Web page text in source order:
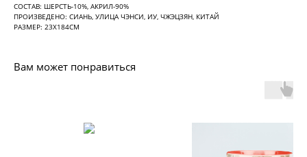
СОСТАВ: ШЕРСТЬ-10%, АКРИЛ-90%
ПРОИЗВЕДЕНО: СИАНЬ, УЛИЦА ЧЭНСИ, ИУ, ЧЖЭЦЗЯН, КИТАЙ
РАЗМЕР: 23Х184СМ
Вам может понравиться